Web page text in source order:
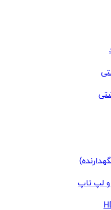
و لپ تاپ